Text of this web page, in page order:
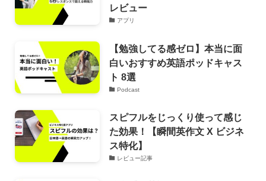
レビュー
アプリ
【勉強してる感ゼロ】本当に面
白いおすすめ英語ポッドキャス
ト 8選
Podcast
スピフルをじっくり使って感じ
た効果！【瞬間英作文 X ビジネ
ス特化】
レビュー記事